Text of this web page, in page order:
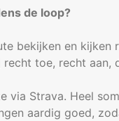
de loop?
bekijken en
toe, recht
via Strava. Heel
aardig goed,